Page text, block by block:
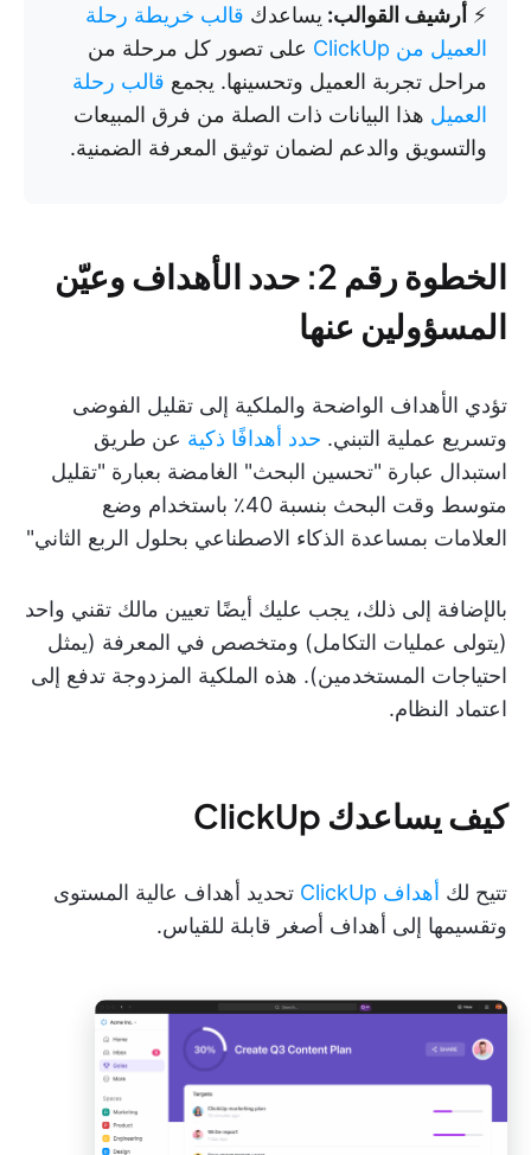
⚡ أرشيف القوالب: يساعدك قالب خريطة رحلة
العميل من ClickUp
على تصور كل مرحلة من
مراحل تجربة العميل وتحسينها. يجمع قالب رحلة
العميل هذا البيانات ذات الصلة من فرق المبيعات
والتسويق والدعم لضمان توثيق المعرفة الضمنية.
الخطوة رقم 2: حدد الأهداف وعيّن
المسؤولين عنها
تؤدي الأهداف الواضحة والملكية إلى تقليل الفوضى
وتسريع عملية التبني. حدد أهدافًا ذكية عن طريق
استبدال عبارة "تحسين البحث" الغامضة بعبارة "تقليل
متوسط وقت البحث بنسبة 40٪ باستخدام وضع
العلامات بمساعدة الذكاء الاصطناعي بحلول الربع الثاني"
بالإضافة إلى ذلك، يجب عليك أيضًا تعيين مالك تقني واحد
(يتولى عمليات التكامل) ومتخصص في المعرفة (يمثل
احتياجات المستخدمين). هذه الملكية المزدوجة تدفع إلى
اعتماد النظام.
كيف يساعدك ClickUp
تتيح لك أهداف ClickUp
تحديد أهداف عالية المستوى
وتقسيمها إلى أهداف أصغر قابلة للقياس.